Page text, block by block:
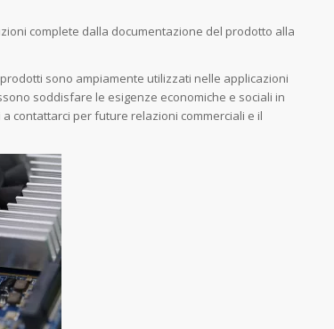
complete dalla documentazione del prodotto alla
sono ampiamente utilizzati nelle applicazioni
soddisfare le esigenze economiche e sociali in
contattarci per future relazioni commerciali e il